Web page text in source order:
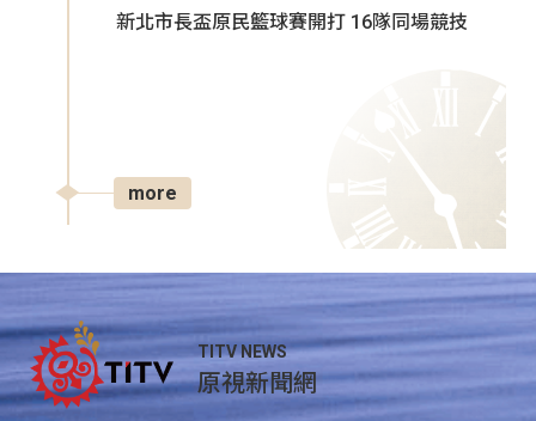
新北市長盃原民籃球賽開打 16隊同場競技
more
TITV NEWS
原視新聞網